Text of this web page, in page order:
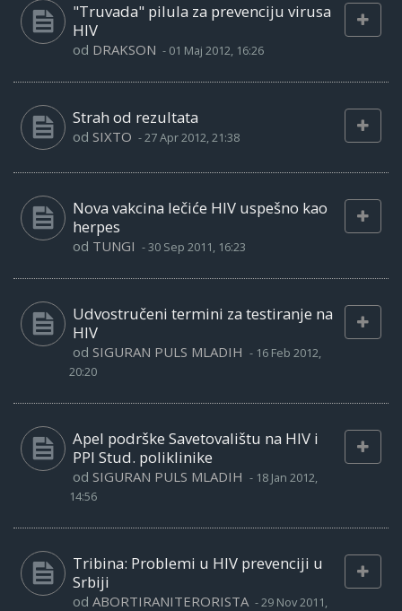
"Truvada" pilula za prevenciju virusa
HIV
od DRAKSON - 01 Maj 2012, 16:26
Strah od rezultata
od SIXTO -27 Apr 2012, 21:38
Nova vakcina lečiće HIV uspešno kao
herpes
od TUNGI -30 Sep 2011, 16:23
Udvostručeni termini za testiranje na
HIV
od SIGURAN PULS MLADIH - 16 Feb 2012,
20:20
Apel podrške Savetovalištu na HIV i
PPI Stud. poliklinike
od SIGURAN PULS MLADIH - 18 Jan 2012,
14:56
Tribina: Problemi u HIV prevenciji u
Srbiji
od ABORTIRANITERORISTA -29 Nov 2011,